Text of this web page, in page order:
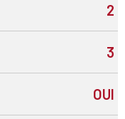
2
3
OUI